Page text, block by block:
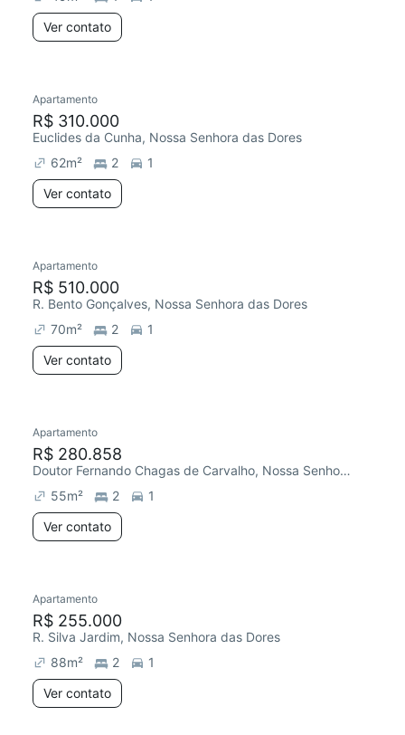
Ver contato
Apartamento
R$ 310.000
Euclides da Cunha, Nossa Senhora das Dores
62m² 2
1
Ver contato
Apartamento
R$ 510.000
R. Bento Gonçalves, Nossa Senhora das Dores
70m² 2
1
Ver contato
Apartamento
R$ 280.858
Doutor Fernando Chagas de Carvalho, Nossa Senhora das Dores
55m² 2
1
Ver contato
Apartamento
R$ 255.000
R. Silva Jardim, Nossa Senhora das Dores
88m² 2
1
Ver contato